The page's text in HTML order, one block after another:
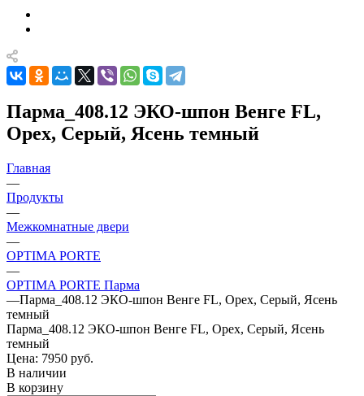
Парма_408.12 ЭКО-шпон Венге FL,
Орех, Серый, Ясень темный
Главная
—
Продукты
—
Межкомнатные двери
—
OPTIMA PORTE
—
OPTIMA PORTE Парма
—Парма_408.12 ЭКО-шпон Венге FL, Орех, Серый, Ясень
темный
Парма_408.12 ЭКО-шпон Венге FL, Орех, Серый, Ясень
темный
Цена: 7950 руб.
В наличии
В корзину